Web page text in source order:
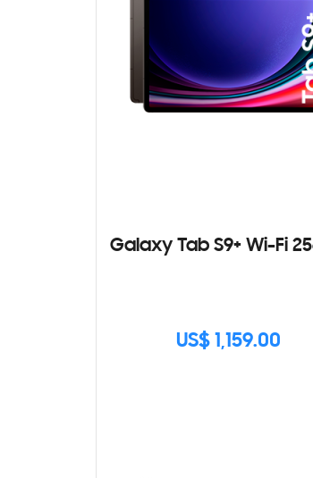
Galaxy Tab S9+ Wi-Fi
US$ 1,159.00